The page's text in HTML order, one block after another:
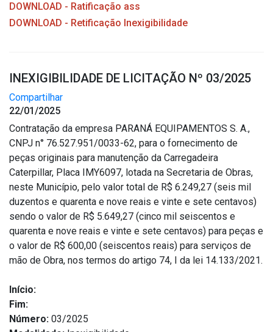
DOWNLOAD - Ratificação ass
DOWNLOAD - Retificação Inexigibilidade
INEXIGIBILIDADE DE LICITAÇÃO Nº 03/2025
Compartilhar
22/01/2025
Contratação da empresa PARANÁ EQUIPAMENTOS S. A.,
CNPJ n° 76.527.951/0033-62, para o fornecimento de
peças originais para manutenção da Carregadeira
Caterpillar, Placa IMY6097, lotada na Secretaria de Obras,
neste Município, pelo valor total de R$ 6.249,27 (seis mil
duzentos e quarenta e nove reais e vinte e sete centavos)
sendo o valor de R$ 5.649,27 (cinco mil seiscentos e
quarenta e nove reais e vinte e sete centavos) para peças e
o valor de R$ 600,00 (seiscentos reais) para serviços de
mão de Obra, nos termos do artigo 74, I da lei 14.133/2021.
Início:
Fim:
Número: 03/2025